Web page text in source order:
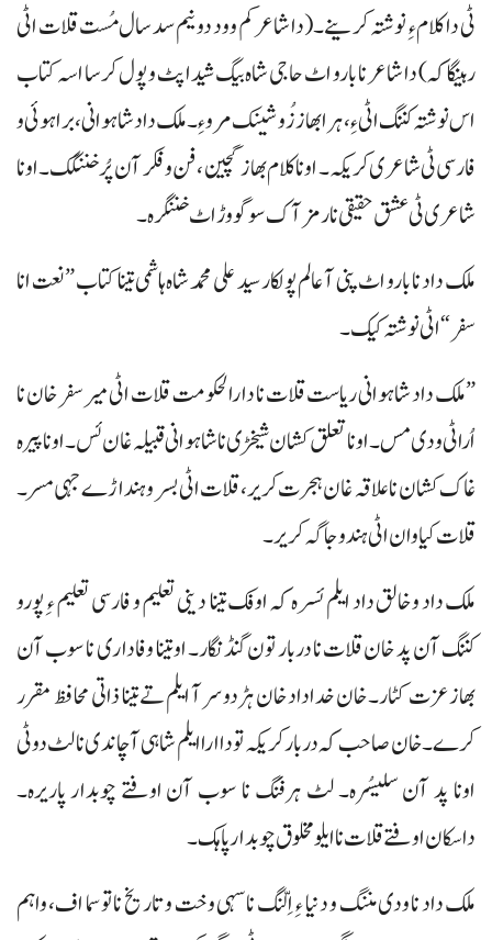
ٹی دا کلام ء ِ نوشتہ کرینے۔ (دا شاعر کم و ود دونیم سد سال مُست قلات اٹی
رہینگاکہ) دا شاعر نا بارو اٹ حاجی شاہ بیگ شیدا پٹ و پول کرسا اسہ کتاب
اس نوشتہ کننگ اٹی ء ِ، ہرا بھاز زُو شینک مرو ء ِ۔ ملک داد شاہوانی، براہوئی و
فارسی ٹی شاعری کریکہ۔ اونا کلام بھاز گچین، فن و فکر آن پُر خننگک۔ اونا
شاعری ٹی عشق حقیقی نا رمز آک سوگو وڑ اٹ خننگرہ۔
ملک داد نا بارو اٹ پنی آ عالم پولکار سید علی محمد شاہ ہاشمی تینا کتاب ”نعت انا
سفر“ اٹی نوشتہ کیک۔
”ملک داد شاہوانی ریاست قلات نا دارالحکومت قلات اٹی میر سفر خان نا
اُراٹی ودی مس۔ اونا تعلق کشان شیخڑی نا شاہوانی قبیلہ غان ئس۔ اونا پیرہ
غاک کشان نا علاقہ غان ہجرت کریر، قلات اٹی بسر و ہنداڑے جہی مسر۔
قلات کیاوان اٹی ہندو جاگہ کریر۔
ملک داد و خالق داد ایلم ئسرہ کہ اوفک تینا دینی تعلیم و فارسی تعلیم ء ِ پورو
کننگ آن پد خان قلات نا دربار تون گنڈنگار۔ او تینا وفاداری نا سوب آن
بھاز عزت کٹار۔ خان خداداد خان ہڑدوسر آ ایلم تے تینا ذاتی محافظ مقرر
کرے۔ خان صاحب کہ دربار کریکہ تو دا ارا ایلم شاہی آ چاندی نا لٹ دوٹی
اونا پد آن سلیسُرہ۔ لٹ ہرفنگ نا سوب آن اوفتے چوبدار پاریرہ۔
داسکان اوفتے قلات نا ایلو مخلوق چوبدار پاہک۔
ملک داد نا ودی مننگ و دنیا ء ِ اِلّنگ نا سہی وخت و تاریخ نا تو سما اف، واہم